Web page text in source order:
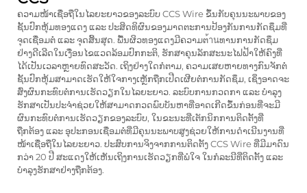
ຄວາມໜ້າເຊື່ອຖືໃນໄລຍະຍາວຂອງລະບົບ CCS Wire ຂຶ້ນກັບຄຸນນະພາບຂອງ
ຊັ້ນປົກຫຸ້ມທອງແດງ ແລະ ປະສິດທິຜົນຂອງມາດຕະການປ້ອງກັນການກັດຊຶມທີ່
ຈຸດເຊື່ອມຕໍ່ ແລະ ຈຸດສິ້ນສຸດ. ພື້ນຜິວທອງແດງມີຄວາມຕ้านທານການກັດຊຶມ
ຢ່າງດີເລີດໃນເງື່ອນໄຂແວດລ້ອມປົກກະຕິ, ຮັກສາຄຸນລັກສະນະໄຟຟ້າໃຫ້ຄົງທີ່
ໄດ້ເປັນເວລາຫຼາຍທົດສະວັດ. ເຖິງຢ່າງໃດກໍຕາມ, ຄວາມເສຍຫາຍທາງກົນຈັກຕໍ່
ຊັ້ນປົກຫຸ້ມສາມາດເຮັດໃຫ້ໃຈກາງເຫຼັກຖືກເປີດເຜີຍຕໍ່ການກັດຊຶມ, ເຊິ່ງອາດຈະ
ສົ່ງຜົນກະທົບຕໍ່ການເຮັດວຽກໃນໄລຍະຍາວ. ລະບົບການກວດກາ ແລະ ບຳລຸງ
ຮັກສາເປັນປະຈຳຊ່ວຍໃຫ້ສາມາດກວດພົບບັນຫາທີ່ອາດເກີດຂຶ້ນກ່ອນທີ່ຈະມີ
ຜົນກະທົບຕໍ່ການເຮັດວຽກຂອງລະບົບ, ໃນຂະນະທີ່ເຕັກນິກການຕິດຕັ້ງທີ່
ຖືກຕ້ອງ ແລະ ອຸປະກອນເຊື່ອມຕໍ່ທີ່ມີຄຸນນະພາບສູງຊ່ວຍໃຫ້ການດຳເນີນງານທີ່
ໜ້າເຊື່ອຖືໃນໄລຍະຍາວ. ປະສົບການຈິງຈາກການຕິດຕັ້ງ CCS Wire ທີ່ມີມາດົນ
ກວ່າ 20 ປີ ສະແດງໃຫ້ເຫັນເຖິງການເຮັດວຽກທີ່ພໍໃຈ ໃນກໍລະນີທີ່ຕິດຕັ້ງ ແລະ
ບຳລຸງຮັກສາຢ່າງຖືກຕ້ອງ.